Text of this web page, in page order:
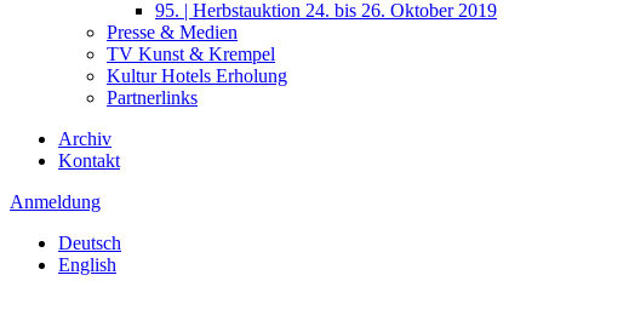
95. | Herbstauktion 24. bis 26. Oktober 2019
Presse & Medien
TV Kunst & Krempel
Kultur Hotels Erholung
Partnerlinks
Archiv
Kontakt
Anmeldung
Deutsch
English